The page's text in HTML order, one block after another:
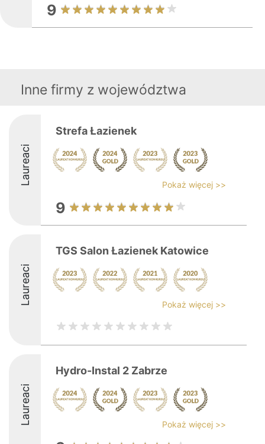
9
Inne firmy z województwa
Laureaci
Strefa Łazienek
Pokaż więcej >>
9
Laureaci
TGS Salon Łazienek Katowice
Pokaż więcej >>
Laureaci
Hydro-Instal 2 Zabrze
Pokaż więcej >>